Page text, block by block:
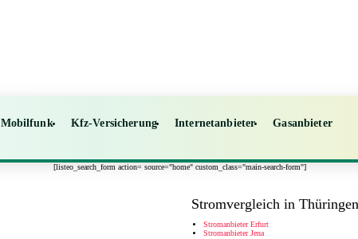
Mobilfunk Kfz-Versicherung Internetanbieter Gasanbieter
[listeo_search_form action= source="home" custom_class="main-search-form"]
Stromvergleich in Thüringen
Stromanbieter Erfurt
Stromanbieter Jena